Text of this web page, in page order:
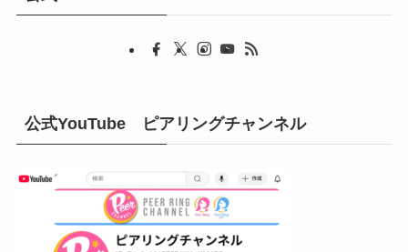
公式YouTube ピアリングチャンネル